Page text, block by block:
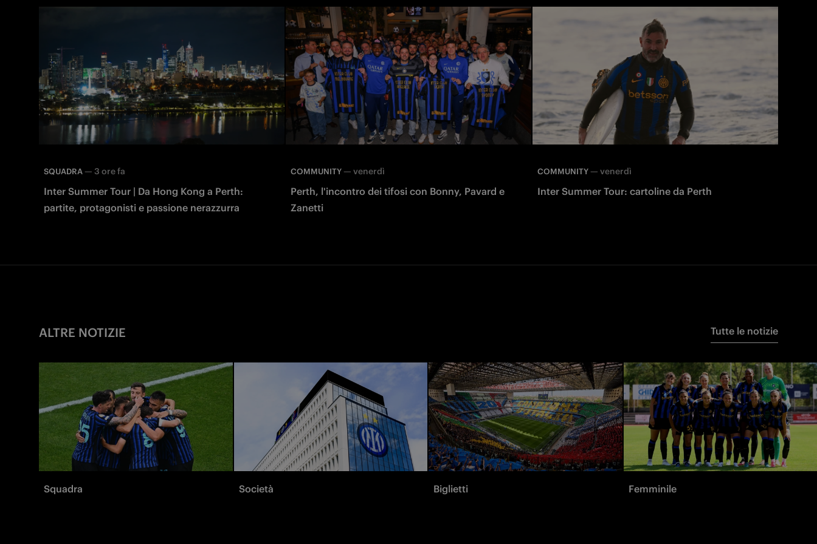
SQUADRA — 3 ore fa
Inter Summer Tour | Da Hong Kong a Perth:
partite, protagonisti e passione nerazzurra
COMMUNITY — venerdì
Perth, l'incontro dei tifosi con Bonny, Pavard e
Zanetti
COMMUNITY — venerdì
Inter Summer Tour: cartoline da Perth
ALTRE NOTIZIE Tutte le notizie
Squadra Società Biglietti Femminile